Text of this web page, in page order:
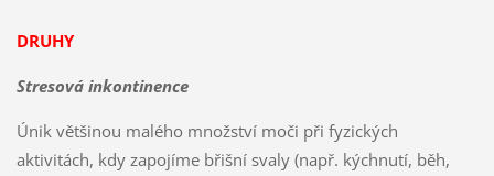
DRUHY
Stresová inkontinence
Únik většinou malého množství moči při fyzických
aktivitách, kdy zapojíme břišní svaly (např. kýchnutí, běh,